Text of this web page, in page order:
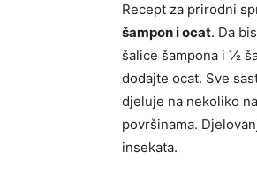
Recept za prirodni
šampon i ocat. Da
šalice šampona i ½
dodajte ocat. Sve
djeluje na nekoliko
površinama.
insekata.